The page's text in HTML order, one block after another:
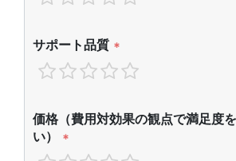
サポート品質 *
価格（費用対効果の観点で満足度
い）
*